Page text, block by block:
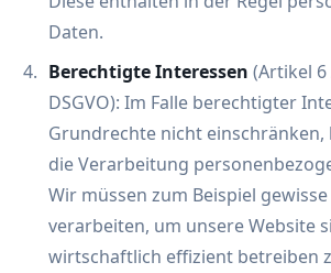
Daten.
Berechtigte Interessen (Artikel
DSGVO): Im Falle berechtigter
Grundrechte nicht
die Verarbeitung
Wir müssen zum Beispiel
verarbeiten, um unsere Website
wirtschaftlich effizient betreiben